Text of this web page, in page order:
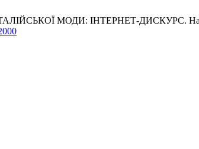
МОДИ: ІНТЕРНЕТ-ДИСКУРС. НаУОА-